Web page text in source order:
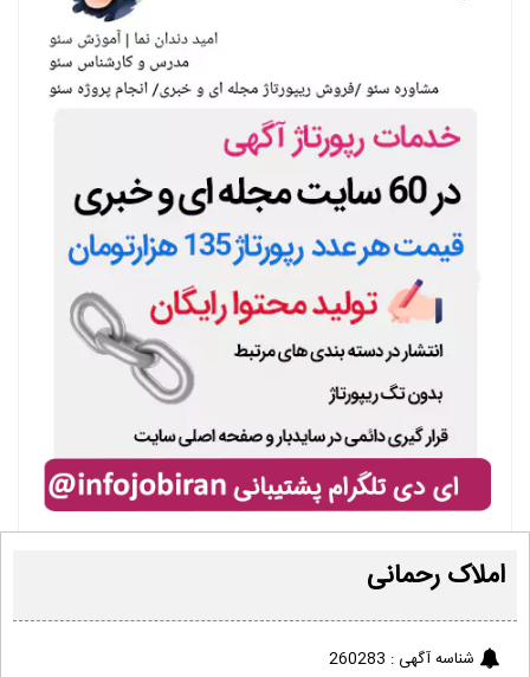
املاک رحمانی
شناسه آگهی : 260283